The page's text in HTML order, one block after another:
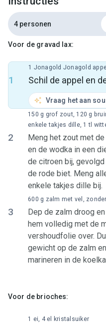
4 personen
Voor de gravad lax:
1 Schil de appel en
Vraag het aan
1 Jonagold Jonagold
2
Meng het zout met
en de wodka in een
de citroen bij,
de rode biet. Meng
enkele takjes dille bij.
150 g grof zout, 120 g
enkele takjes dille, 1 tl
3
Dep de zalm droog
hem volledig met de
vershoudfolie over.
gewicht op de zalm
marineren in de
600 g zalm met vel,
Voor de brioches:
1 ei, 4 el kristalsuiker